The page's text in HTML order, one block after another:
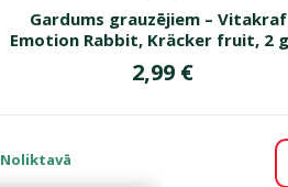
Gardums grauzējiem –
Emotion Rabbit, Kräcker fruit, 2
Cena
2,99 €
Noliktavā